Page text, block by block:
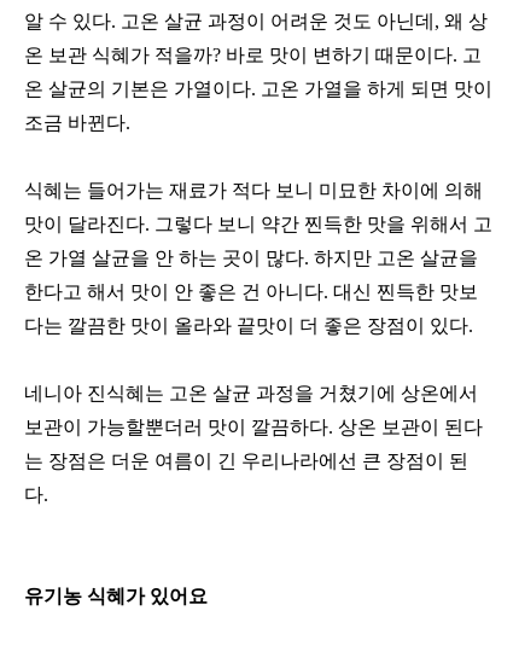
알 수 있다. 고온 살균 과정이 어려운 것도 아닌데, 왜 상
온 보관 식혜가 적을까? 바로 맛이 변하기 때문이다. 고
온 살균의 기본은 가열이다. 고온 가열을 하게 되면 맛이
조금 바뀐다.
식혜는 들어가는 재료가 적다 보니 미묘한 차이에 의해
맛이 달라진다. 그렇다 보니 약간 찐득한 맛을 위해서 고
온 가열 살균을 안 하는 곳이 많다. 하지만 고온 살균을
한다고 해서 맛이 안 좋은 건 아니다. 대신 찐득한 맛보
다는 깔끔한 맛이 올라와 끝맛이 더 좋은 장점이 있다.
네니아 진식혜는 고온 살균 과정을 거쳤기에 상온에서
보관이 가능할뿐더러 맛이 깔끔하다. 상온 보관이 된다
는 장점은 더운 여름이 긴 우리나라에선 큰 장점이 된
다.
유기농 식혜가 있어요